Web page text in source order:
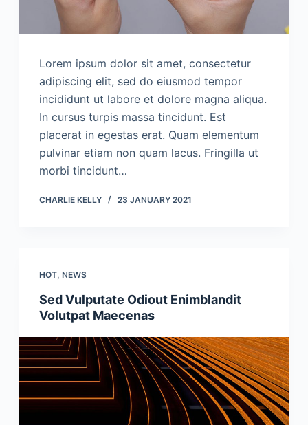
Lorem ipsum dolor sit amet, consectetur
adipiscing elit, sed do eiusmod tempor
incididunt ut labore et dolore magna aliqua.
In cursus turpis massa tincidunt. Est
placerat in egestas erat. Quam elementum
pulvinar etiam non quam lacus. Fringilla ut
morbi tincidunt…
CHARLIE KELLY 23 JANUARY 2021
HOT, NEWS
Sed Vulputate Odiout Enimblandit
Volutpat Maecenas